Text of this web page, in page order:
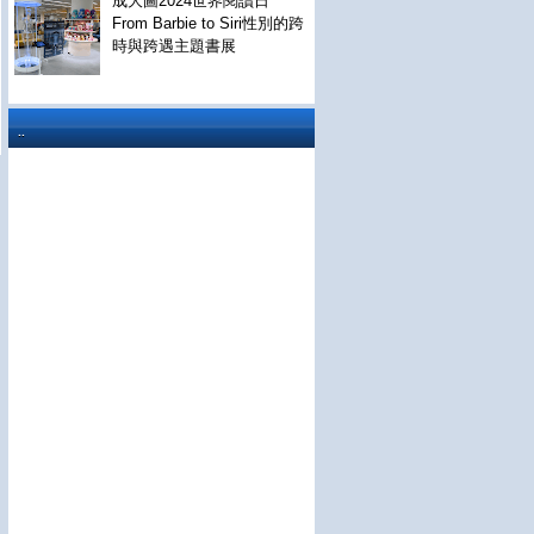
From Barbie to Siri性別的跨
時與跨遇主題書展
..